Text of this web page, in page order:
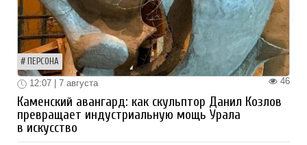
ПЕРСОНА
46
12:07 | 7 августа
Каменский авангард: как скульптор Данил Козлов
превращает индустриальную мощь Урала
в искусство